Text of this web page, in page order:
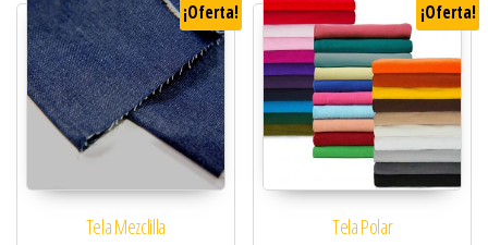
¡Oferta!
Tela Mezclilla
¡Oferta!
Tela Polar